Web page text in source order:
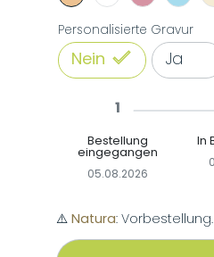
Personalisierte Gravur
Nein Ja
1
Bestellung
eingegangen
05.08.2026
In
⚠️Natura: